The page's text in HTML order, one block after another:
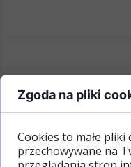
Zgoda na pliki
Cookies to małe pliki
przechowywane na